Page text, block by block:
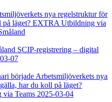
nya regelstruktur för
på läget? EXTRA Utbildning via
SCIP-registrering – digital
07
började Arbetsmiljöverkets nya
har du koll på läget?
Teams 2025-03-04